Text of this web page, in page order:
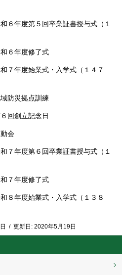
年度第５回卒業証書授与式（１
６年度修了式
７年度始業式・入学式（１４７
防災拠点訓練
回創立記念日
会
年度第６回卒業証書授与式（１
７年度修了式
度始業式・入学式（１３８
/ 更新日: 2020年5月19日